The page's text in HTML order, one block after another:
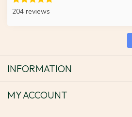
204 reviews
INFORMATION
MY ACCOUNT